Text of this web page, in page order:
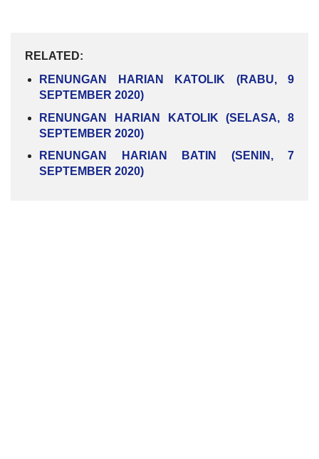
RELATED:
RENUNGAN HARIAN KATOLIK (RABU, 9
SEPTEMBER 2020)
RENUNGAN HARIAN KATOLIK (SELASA, 8
SEPTEMBER 2020)
RENUNGAN HARIAN BATIN (SENIN, 7
SEPTEMBER 2020)